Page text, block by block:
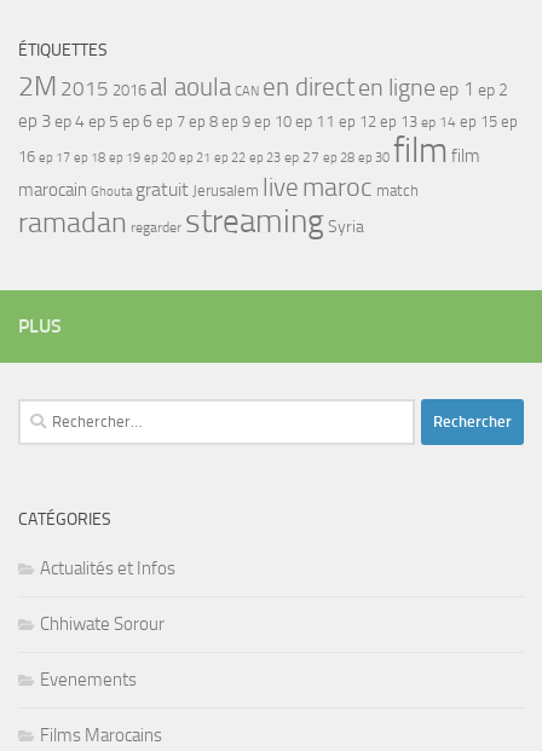
ÉTIQUETTES
2M 2015 2016 al aoula CAN en directen ligne ep 1 ep 2
ep 3ep 4ep 5 ep 6 ep 7 ep 8 ep 9 ep 10 ep 11 ep 12 ep 13 ep 14 ep 15 ep
16 ep 17 ep 18 ep 19 ep 20 ep 21 ep 22 ep 23 ep 27 ep 28 ep 30 film film
marocain Ghouta gratuit Jerusalem live maroc match
ramadan regarder streamingSyria
PLUS
Rechercher :
CATÉGORIES
Actualités et Infos
Chhiwate Sorour
Evenements
Films Marocains